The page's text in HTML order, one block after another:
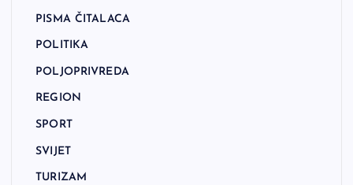
PISMA ČITALACA
POLITIKA
POLJOPRIVREDA
REGION
SPORT
SVIJET
TURIZAM